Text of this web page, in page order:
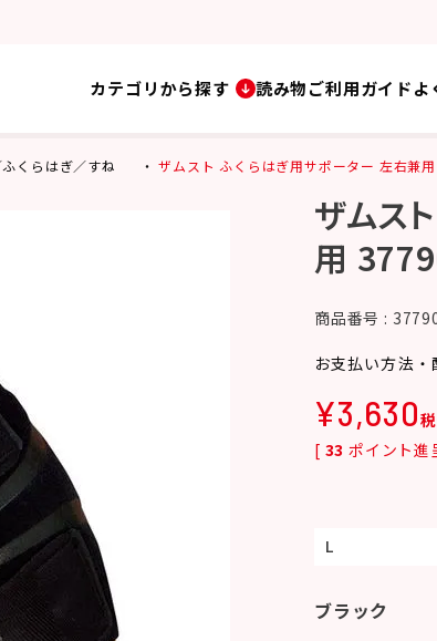
カテゴリから探す 読み物ご利用ガイドよ
くらはぎ／すね ザムスト ふくらはぎ用サポーター 左右兼
ザムス
用
商品番号
お支払い方法
¥3,630
[ 33 ポイント進
L
ブラック